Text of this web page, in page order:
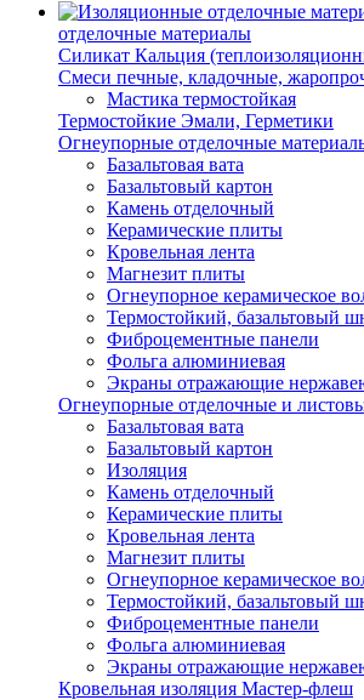
отделочные материалы
Силикат Кальция
Смеси печные, кладочные,
Мастика термостойкая
Термостойкие Эмали, Герметики
Огнеупорные отделочные
Базальтовая вата
Базальтовый картон
Камень отделочный
Керамические плиты
Кровельная лента
Магнезит плиты
Огнеупорное керамическое
Термостойкий, базальтовый
Фиброцементные панели
Фольга алюминиевая
Экраны отражающие
Огнеупорные отделочные и
Базальтовая вата
Базальтовый картон
Изоляция
Камень отделочный
Керамические плиты
Кровельная лента
Магнезит плиты
Огнеупорное керамическое
Термостойкий, базальтовый
Фиброцементные панели
Фольга алюминиевая
Экраны отражающие
Кровельная изоляция Мастер-флеш